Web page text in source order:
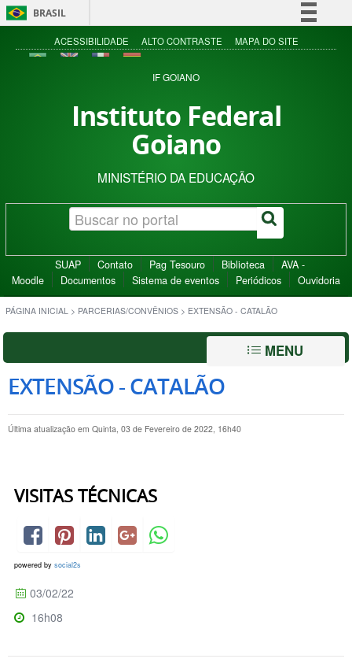
BRASIL
Simplifique!
Acesso à informação
ACESSIBILIDADE ALTO CONTRASTE MAPA DO SITE
IF GOIANO
Instituto Federal
Goiano
MINISTÉRIO DA EDUCAÇÃO
SUAP Contato Pag Tesouro Biblioteca
AVA -
Moodle
Documentos Sistema de eventos Periódicos Ouvidoria
PÁGINA INICIAL > PARCERIAS/CONVÊNIOS > EXTENSÃO - CATALÃO
MENU
EXTENSÃO - CATALÃO
Última atualização em Quinta, 03 de Fevereiro de 2022, 16h40
VISITAS TÉCNICAS
powered by social2s
03/02/22
16h08